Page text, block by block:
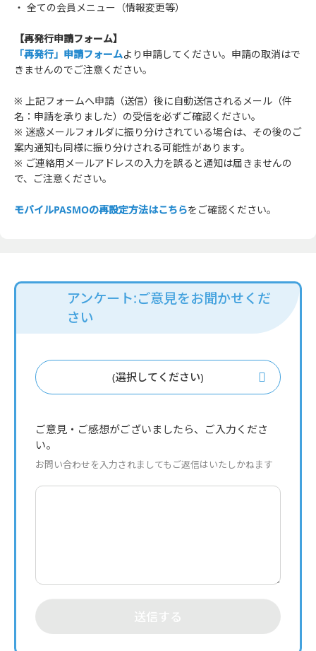
・ 全ての会員メニュー（情報変更等）
【再発行申請フォーム】
「再発行」申請フォームより申請してください。申請の取消はで
きませんのでご注意ください。
※ 上記フォームへ申請（送信）後に自動送信されるメール（件
名：申請を承りました）の受信を必ずご確認ください。
※ 迷惑メールフォルダに振り分けされている場合は、その後のご
案内通知も同様に振り分けされる可能性があります。
※ ご連絡用メールアドレスの入力を誤ると通知は届きませんの
で、ご注意ください。
モバイルPASMOの再設定方法はこちらをご確認ください。
アンケート:ご意見をお聞かせくだ
さい
(選択してください)
ご意見・ご感想がございましたら、ご入力くださ
い。
お問い合わせを入力されましてもご返信はいたしかねます
送信する